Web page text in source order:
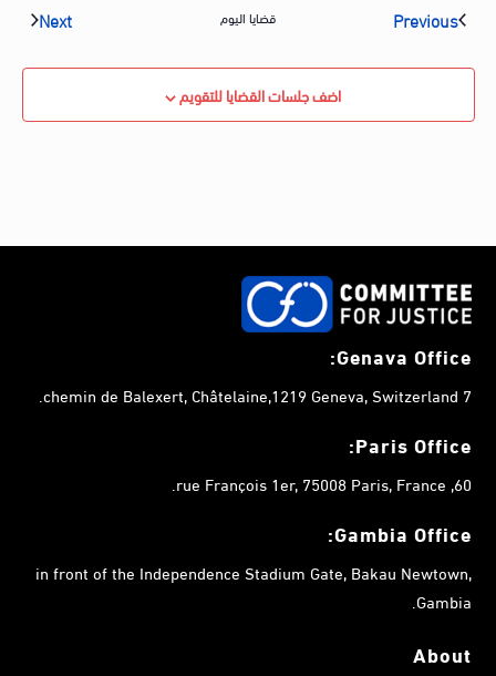
Previous قضايا اليوم Next
اضف جلسات القضايا للتقويم
Genava Office:
7 chemin de Balexert, Châtelaine,1219 Geneva, Switzerland.
Paris Office:
60, rue François 1er, 75008 Paris, France.
Gambia Office:
in front of the Independence Stadium Gate, Bakau Newtown,
Gambia.
About